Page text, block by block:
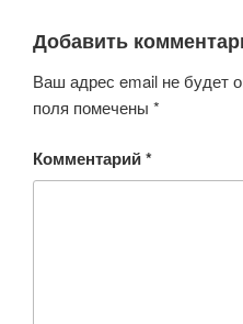
k
Добавить
Ваш адрес email не будет
поля помечены *
Комментарий*